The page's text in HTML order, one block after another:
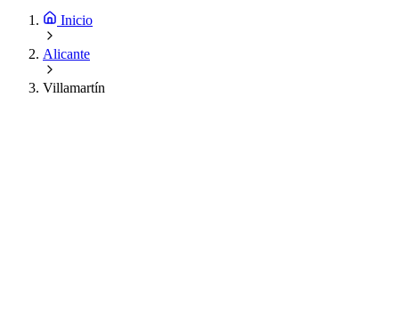
Inicio
Alicante
Villamartín